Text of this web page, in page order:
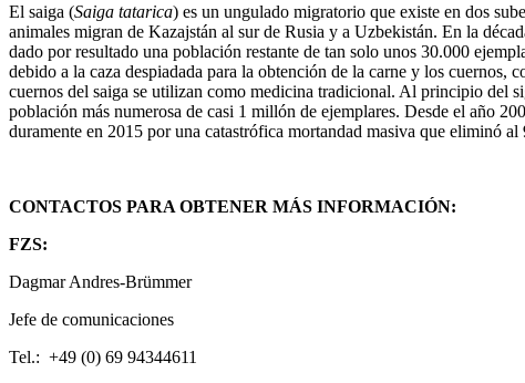
El saiga (Saiga tatarica) es un ungulado migratorio que existe en dos
animales migran de Kazajstán al sur de Rusia y a Uzbekistán. En la
dado por resultado una población restante de tan solo unos 30.000
debido a la caza despiadada para la obtención de la carne y los
cuernos del saiga se utilizan como medicina tradicional. Al principio del
población más numerosa de casi 1 millón de ejemplares. Desde el año
duramente en 2015 por una catastrófica mortandad masiva que eliminó al
CONTACTOS PARA OBTENER MÁS INFORMACIÓN:
FZS:
Dagmar Andres-Brümmer
Jefe de comunicaciones
Tel.: +49 (0) 69 94344611